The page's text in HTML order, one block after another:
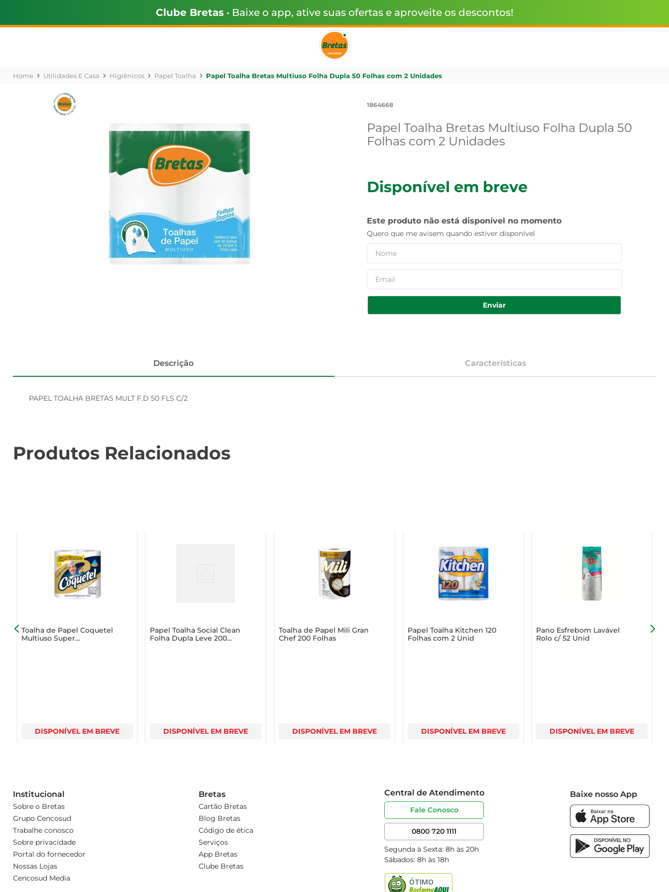
Clube Bretas • Baixe o app, ative suas ofertas e aproveite os descontos!
Utilidades E Casa Higiênicos Papel Toalha Papel Toalha Bretas Multiuso Folha Dupla 50 Folhas com 2 Unidades
1864668
Papel Toalha Bretas Multiuso Folha Dupla 50
Folhas com 2 Unidades
Disponível em breve
Este produto não está disponível no momento
Quero que me avisem quando estiver disponível
Enviar
Descrição Características
PAPEL TOALHA BRETAS MULT F.D 50 FLS C/2
Produtos Relacionados
Toalha de Papel Coquetel
Multiuso Super
DISPONÍVEL EM BREVE
Papel Toalha Social Clean
Folha Dupla Leve 200
DISPONÍVEL EM BREVE
Toalha de Papel Mili Gran
Chef 200 Folhas
DISPONÍVEL EM BREVE
Papel Toalha Kitchen 120
Folhas com 2 Unid
DISPONÍVEL EM BREVE
Pano Esfrebom Lavável
Rolo c/ 52 Unid
DISPONÍVEL EM BREVE
Institucional
Sobre o Bretas
Grupo Cencosud
Trabalhe conosco
Sobre privacidade
Portal do fornecedor
Nossas Lojas
Cencosud Media
Bretas
Cartão Bretas
Blog Bretas
Código de ética
Serviços
App Bretas
Clube Bretas
Central de Atendimento
Fale Conosco
0800 720 1111
Segunda à Sexta: 8h às 20h
Sábados: 8h às 18h
Baixe nosso App